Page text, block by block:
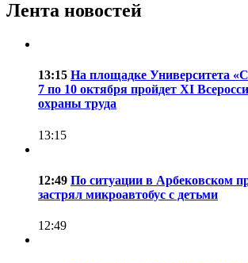
Лента новостей
13:15 На площадке Университета
7 по 10 октября пройдет XI
охраны труда
13:15
12:49 По ситуации в Арбековском
застрял микроавтобус с детьми
12:49